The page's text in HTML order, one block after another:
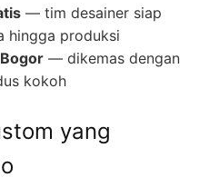
— tim desainer siap
hingga produksi
— dikemas dengan
kokoh
yang